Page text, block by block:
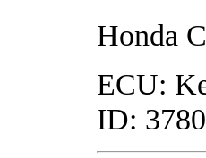
Honda
ECU:
ID: